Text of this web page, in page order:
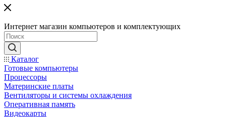
Интернет магазин компьютеров и комплектующих
Каталог
Готовые компьютеры
Процессоры
Материнские платы
Вентиляторы и системы охлаждения
Оперативная память
Видеокарты